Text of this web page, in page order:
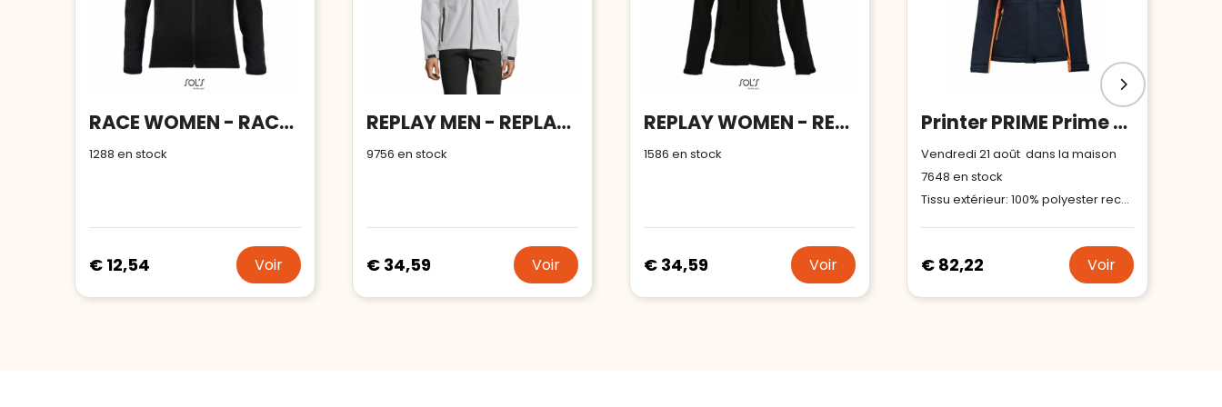
RACE WOMEN - RACE WOMEN ZIPPÉE SOFTSHELL
1288 en stock
€ 12,54 Voir
REPLAY MEN - REPLAY MEN SOFTSHELL
9756 en stock
€ 34,59 Voir
REPLAY WOMEN - REPLAY WOMEN SOFTSHELL
1586 en stock
€ 34,59 Voir
Printer PRIME Prime Padded Veste Softshell Femmes
Vendredi 21 août dans la maison
7648 en stock
Tissu extérieur: 100% polyester recyclé, membrane TPU, doublure polaire 100% polyester recyclé Rembourrage: 100% polyester recyclé, Bluesign® APPROVED Doublure: 100% polyester recyclé
€ 82,22 Voir